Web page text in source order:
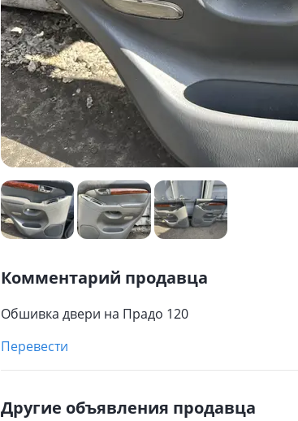
Комментарий продавца
Обшивка двери на Прадо 120
Перевести
Другие объявления продавца